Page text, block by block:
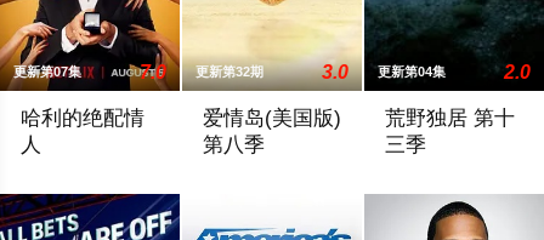
更新第07集 7.0
哈利的绝配情
人
更新第32期 3.0
爱情岛(美国版)
第八季
更新第04集 2.0
荒野独居 第十
三季